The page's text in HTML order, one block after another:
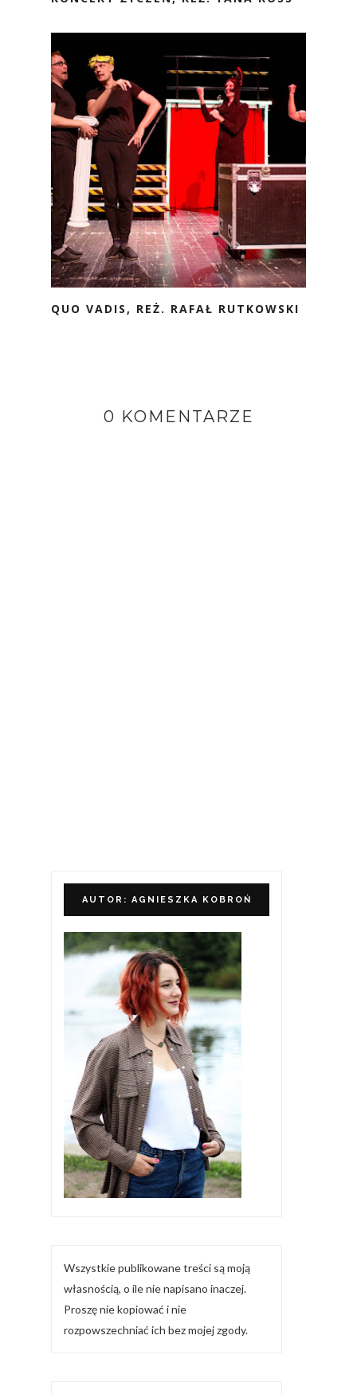
QUO VADIS, REŻ. RAFAŁ RUTKOWSKI
0 KOMENTARZE
AUTOR: AGNIESZKA KOBROŃ
Wszystkie publikowane treści są moją
własnością, o ile nie napisano inaczej.
Proszę nie kopiować i nie
rozpowszechniać ich bez mojej zgody.